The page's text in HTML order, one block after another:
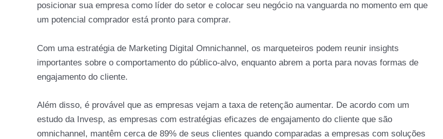
posicionar sua empresa como líder do setor e colocar seu negócio na vanguarda no momento em que
um potencial comprador está pronto para comprar.
Com uma estratégia de Marketing Digital Omnichannel, os marqueteiros podem reunir insights
importantes sobre o comportamento do público-alvo, enquanto abrem a porta para novas formas de
engajamento do cliente.
Além disso, é provável que as empresas vejam a taxa de retenção aumentar. De acordo com um
estudo da Invesp, as empresas com estratégias eficazes de engajamento do cliente que são
omnichannel, mantêm cerca de 89% de seus clientes quando comparadas a empresas com soluções